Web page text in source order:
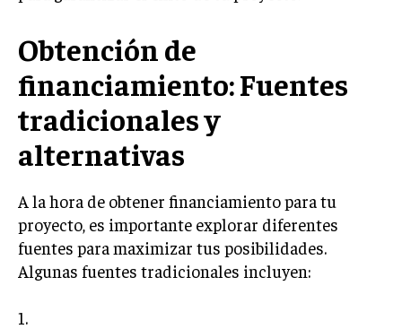
VENTAS Y PERSUASIÓN
GESTIÓN DE PRODUCTOS
COMUNICACIÓN CORPORATIVA
GESTIÓN DE MARCA
INVESTIGACIÓN DE MERCADO
ANÁLISIS DE COMPETENCIA
GESTIÓN DE CLIENTES
Obtención de
financiamiento: Fuentes
tradicionales y
alternativas
A la hora de obtener financiamiento para tu
proyecto, es importante explorar diferentes
fuentes para maximizar tus posibilidades.
Algunas fuentes tradicionales incluyen:
1.